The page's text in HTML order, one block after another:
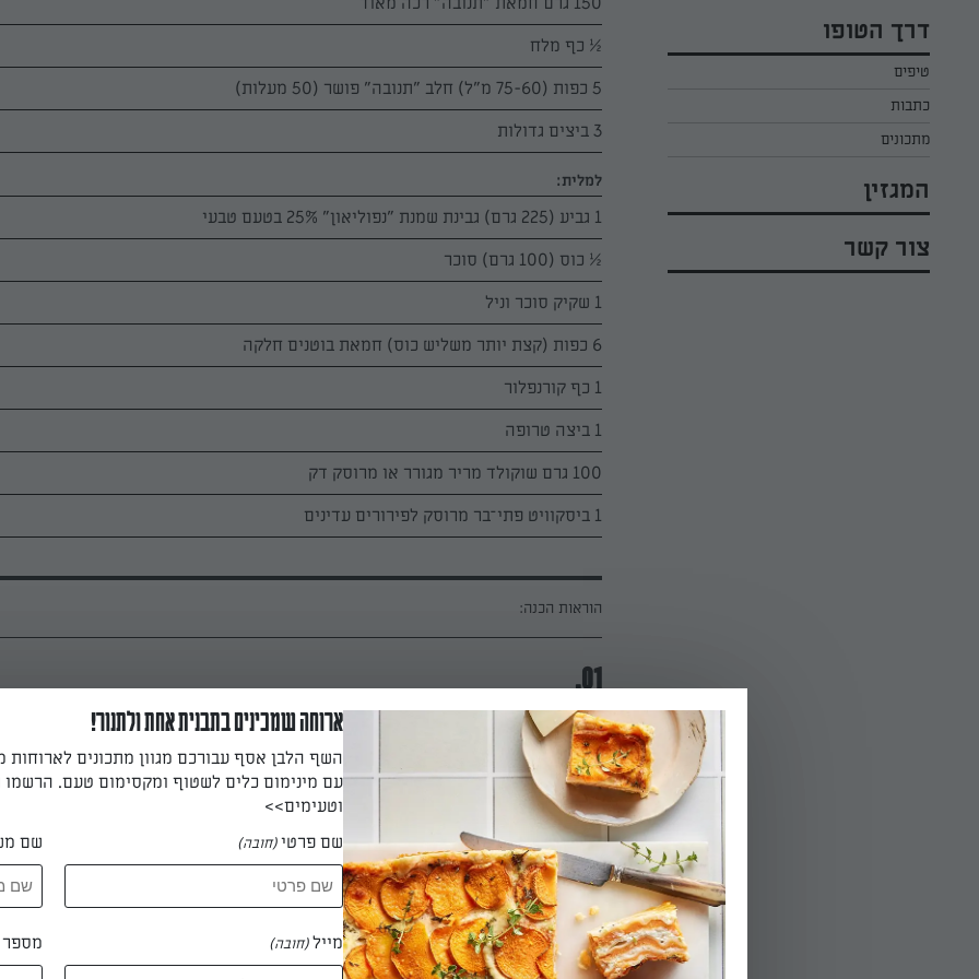
סלטים לפסח
עוגיות לפסח
קארין בנולול
מירי כהן
רובי מיכאל
דרך הטופו
טיפים
כתבות
מתכונים
המגזין
צור קשר
½ כף מלח
5 כפות (75-60 מ"ל) חלב "תנובה" פושר (50 מעלות)
3 ביצים גדולות
למלית:
1 גביע (225 גרם) גבינת שמנת "נפוליאון" 25% בטעם טבעי
½ כוס (100 גרם) סוכר
1 שקיק סוכר וניל
6 כפות (קצת יותר משליש כוס) חמאת בוטנים חלקה
1 כף קורנפלור
1 ביצה טרופה
100 גרם שוקולד מריר מגורר או מרוסק דק
1 ביסקוויט פתי־בר מרוסק לפירורים עדינים
הוראות הכנה:
01.
מכינים את הבצק. מרכיבים את וו הגיטרה על ראש המיקסר.
מוסיפים שמרים יבשים, סוכר וסוכר וניל ומערבבים. מוסיפים חמאה בחתיכות קטנות.
במהירות בינונית עד שהתערובת נראית כפירורי לחם עדינים. מוסיפים מלח, חלב
לערבל במשך 10-8 דקות לבצק חלק מאוד. עוצרים פעמיים־שלוש ומנקים את דופנות
רך מאוד ודביק - לא נוזלי כמו בלילה אבל גם לא יציב מספיק ללישה. מעבירים את
משומנת (נעזרים במרית), מכסים בניילון ומתפיחים במקום חמים במשך שעה. מעבירים
הבצק למקרר למשך לילה עד שהבצק מכפיל את נפחו ומתקשה.
הפעלת טיימר 8 דקות
ארוחה שמכינים בתבנית אחת ולתנור!
השף הלבן אסף עבורכם מגוון מתכונים
עם מינימום כלים לשטוף ומקסימום טעם. הרשמו
וטעימים>>
שם פרטי(חובה) שם
מייל(חובה) מספר